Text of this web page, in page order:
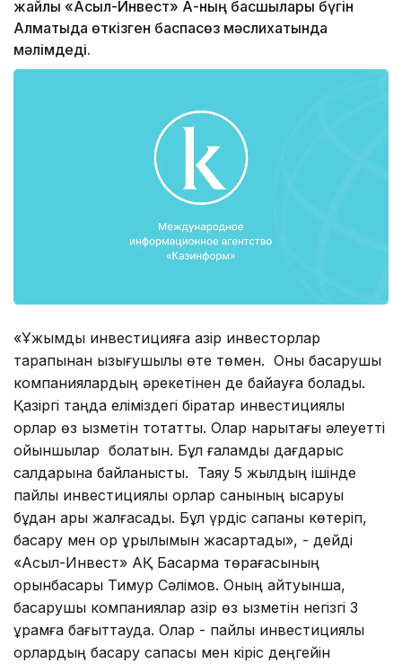
жайлы «Асыл-Инвест» АҚ-ның басшылары бүгін
Алматыда өткізген баспасөз мәслихатында
мәлімдеді.
«Ұжымдық инвестицияға қазір инвесторлар
тарапынан қызығушылық өте төмен. Оны басқарушы
компаниялардың әрекетінен де байқауға болады.
Қазіргі таңда еліміздегі бірқатар инвестициялық
қорлар өз қызметін тоқтатты. Олар нарықтағы әлеуетті
ойыншылар болатын. Бұл ғаламдық дағдарыс
салдарына байланысты. Таяу 5 жылдың ішінде
пайлық инвестициялық қорлар санының қысқаруы
бұдан ары жалғасады. Бұл үрдіс сапаны көтеріп,
басқару мен қор құрылымын жақсартады», - дейді
«Асыл-Инвест» АҚ Басқарма төрағасының
орынбасары Тимур Сәлімов. Оның айтуынша,
басқарушы компаниялар қазір өз қызметін негізгі 3
құрамға бағыттауда. Олар - пайлық инвестициялық
қорлардың басқару сапасы мен кіріс деңгейін